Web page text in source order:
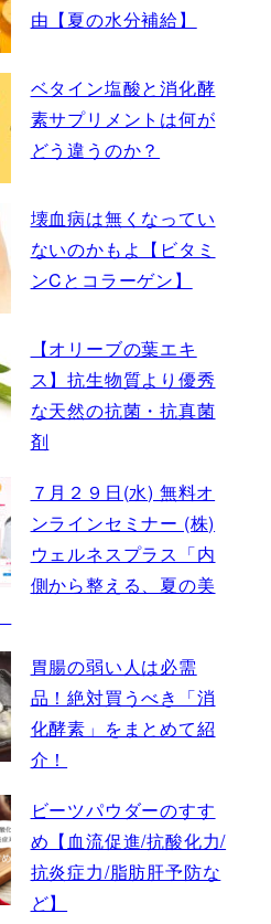
由【夏の水分補給】
ベタイン塩酸と消化酵
素サプリメントは何が
どう違うのか？
壊血病は無くなってい
ないのかもよ【ビタミ
ンCとコラーゲン】
【オリーブの葉エキ
ス】抗生物質より優秀
な天然の抗菌・抗真菌
剤
７月２９日(水) 無料オ
ンラインセミナー (株)
ウェルネスプラス「内
側から整える、夏の美
胃腸の弱い人は必需
品！絶対買うべき「消
化酵素」をまとめて紹
介！
ビーツパウダーのすす
め【血流促進/抗酸化力/
抗炎症力/脂肪肝予防な
ど】